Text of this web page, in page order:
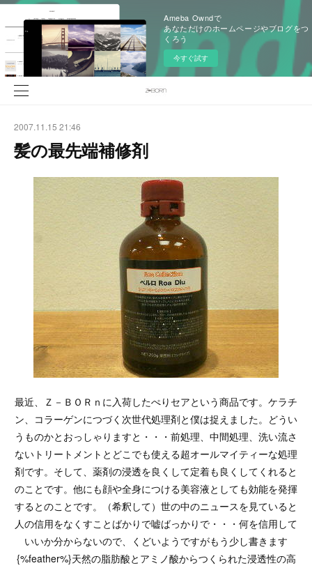
Ameba Owndで
あなただけのホームページやブログをつ
くろう
今すぐ試す
2007.11.15 21:46
髪の最先端補修剤
最近、Ｚ－ＢＯＲｎに入荷したぺりセアという商品です。ケラチ
ン、コラーゲンにつづく次世代処理剤と僕は捉えました。どうい
うものかとおっしゃりますと・・・前処理、中間処理、洗い流さ
ないトリートメントとどこでも使える超オールマイティーな処理
剤です。そして、薬剤の浸透を良くして定着も良くしてくれると
のことです。他にも顔や全身につける美容液としても効能を発揮
するとのことです。（希釈して）世の中のニュースを見ていると
人の信用をなくすことばかりで嘘ばっかりで・・・何を信用して
いいか分からないので、くどいようですがもう少し書きます
{%feather%}天然の脂肪酸とアミノ酸からつくられた浸透性の高